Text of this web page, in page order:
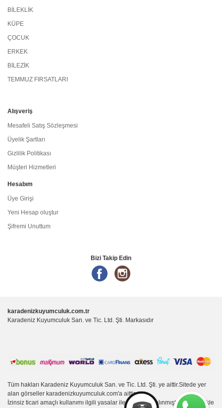
BİLEKLİK
KÜPE
ÇOCUK
ERKEK
BİLEZİK
TEMMUZ FIRSATLARI
Alışveriş
Mesafeli Satış Sözleşmesi
Üyelik Şartları
Gizlilik Politikası
Müşteri Hizmetleri
Hesabım
Üye Girişi
Yeni Hesap oluştur
Şifremi Unuttum
Bizi Takip Edin
karadenizkuyumculuk.com.tr
Karadeniz Kuyumculuk San. ve Tic. Ltd. Şti. Markasıdır
Tüm hakları Karadeniz Kuyumculuk San. ve Tic. Ltd. Şti. ye aittir.Sitede yer
alan görseller karadenizkuyumculuk.com'a aittir.
İzinsiz ticari amaçlı kullanımı ilgili yasalar ile korumaya alınmıştır ve kesinlikle